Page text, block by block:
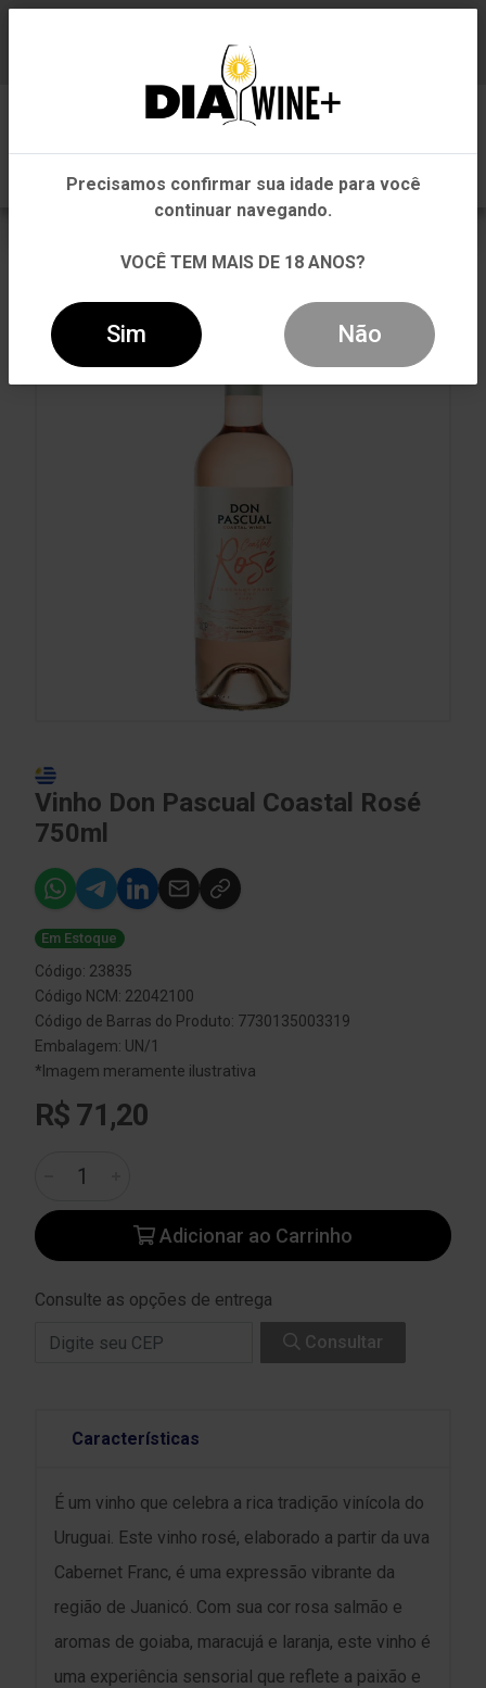
VINHO DON PASCUAL COASTAL ROSÉ 750ML
Vinho Don Pascual Coastal Rosé
750ml
Em Estoque
Código: 23835
Código NCM: 22042100
Código de Barras do Produto: 7730135003319
Embalagem: UN/1
*Imagem meramente ilustrativa
R$ 71,20
Adicionar ao Carrinho
Consulte as opções de entrega
Consultar
Características
É um vinho que celebra a rica tradição vinícola do
Uruguai. Este vinho rosé, elaborado a partir da uva
Cabernet Franc, é uma expressão vibrante da
região de Juanicó. Com sua cor rosa salmão e
aromas de goiaba, maracujá e laranja, este vinho é
uma experiência sensorial que reflete a paixão e
Em que Estado você está?
Pernambuco
Outros Estados
Precisamos confirmar sua idade para você
continuar navegando.
VOCÊ TEM MAIS DE 18 ANOS?
Sim Não